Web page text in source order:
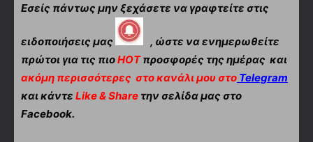
Εσείς πάντως μην ξεχάσετε να γραφτείτε στις
ειδοποιήσεις μας
, ώστε να ενημερωθείτε
πρώτοι για τις πιοHOTπροσφορές της ημέρας και
ακόμη περισσότερες στο κανάλι μου στο Telegram
και κάντε Like & Share την σελίδα μας στο
Facebook.